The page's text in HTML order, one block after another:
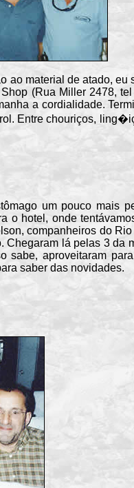
material de atado, eu
(Rua Miller 2478,
a cordialidade.
Entre chouriços,
um pouco mais
o hotel, onde
companheiros do
Chegaram lá pelas 3 da
sabe, aproveitaram
saber das novidades.